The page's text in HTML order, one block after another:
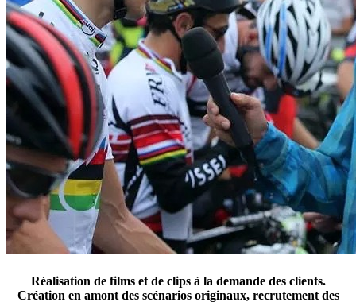
Réalisation de films et de clips à la demande des clients.
Création en amont des scénarios originaux, recrutement des